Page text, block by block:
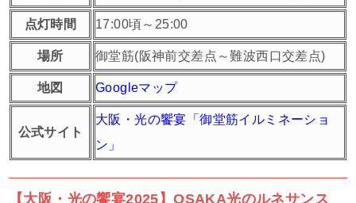
点灯時間 17:00頃～25:00
場所 御堂筋(阪神前交差点～難波西口交差点)
地図 Googleマップ
公式サイト
大阪・光の饗宴「御堂筋イルミネーショ
ン」
【大阪・光の饗宴2025】OSAKA光のルネサンス